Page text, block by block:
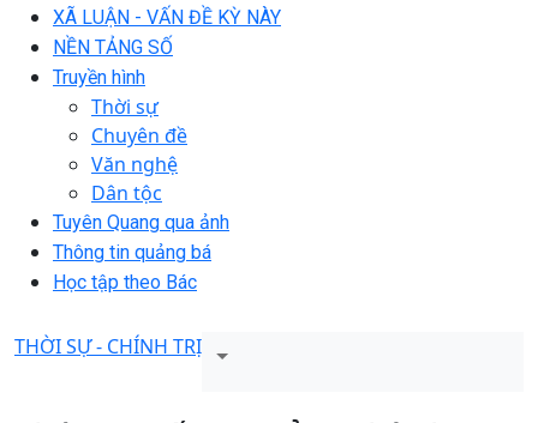
XÃ LUẬN - VẤN ĐỀ KỲ NÀY
NỀN TẢNG SỐ
Truyền hình
Thời sự
Chuyên đề
Văn nghệ
Dân tộc
Tuyên Quang qua ảnh
Thông tin quảng bá
Học tập theo Bác
THỜI SỰ - CHÍNH TRỊ